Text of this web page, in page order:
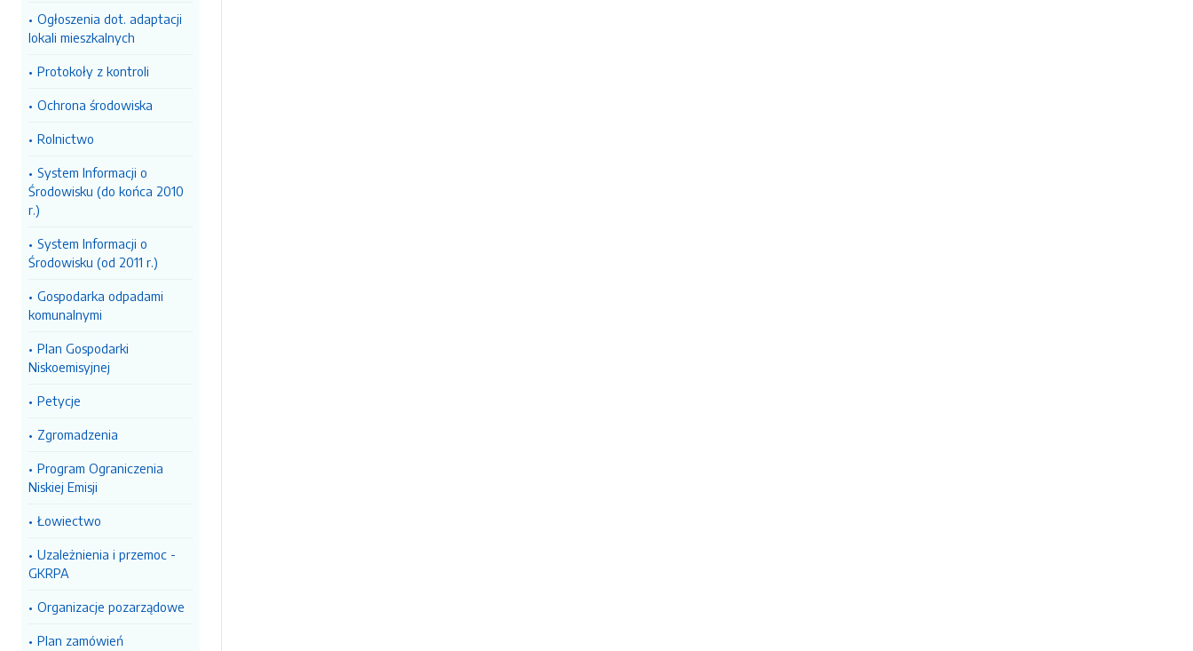
Ogłoszenia dot. adaptacji
lokali mieszkalnych
Protokoły z kontroli
Ochrona środowiska
Rolnictwo
System Informacji o
Środowisku (do końca 2010
r.)
System Informacji o
Środowisku (od 2011 r.)
Gospodarka odpadami
komunalnymi
Plan Gospodarki
Niskoemisyjnej
Petycje
Zgromadzenia
Program Ograniczenia
Niskiej Emisji
Łowiectwo
Uzależnienia i przemoc -
GKRPA
Organizacje pozarządowe
Plan zamówień